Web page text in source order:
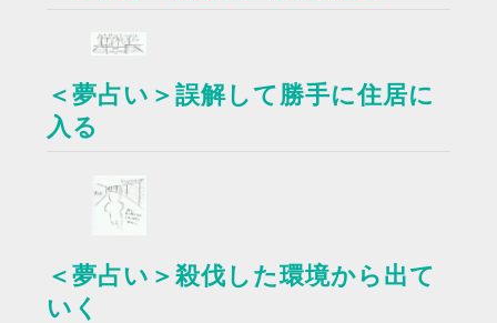
＜夢占い＞誤解して勝手に住居に
入る
＜夢占い＞殺伐した環境から出て
いく